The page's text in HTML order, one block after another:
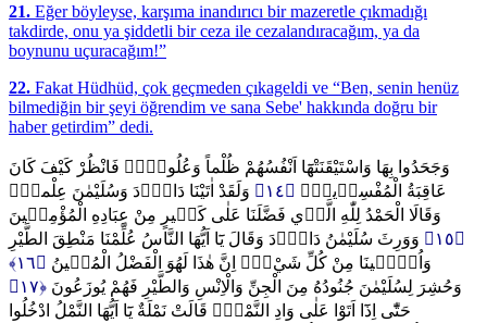
21. Eğer böyleyse, karşıma inandırıcı bir mazeretle çıkmadığı
takdirde, onu ya şiddetli bir ceza ile cezalandıracağım, ya da
boynunu uçuracağım!”
22. Fakat Hüdhüd, çok geçmeden çıkageldi ve “Ben, senin henüz
bilmediğin bir şeyi öğrendim ve sana Sebe' hakkında doğru bir
haber getirdim” dedi.
وَجَحَدُوا بِهَا وَاسْتَيْقَنَتْهَٓا اَنْفُسُهُمْ ظُلْماً وَعُلُواًّۜ فَانْظُرْ كَيْفَ كَانَ
عَاقِبَةُ الْمُفْسِد۪ينَ۟ ﴿١٤﴾
وَلَقَدْ اٰتَيْنَا دَاوُ۫دَ وَسُلَيْمٰنَ عِلْماًۚ
وَقَالَا الْحَمْدُ لِلّٰهِ الَّذ۪ي فَضَّلَنَا عَلٰى كَث۪يرٍ مِنْ عِبَادِهِ الْمُؤْمِن۪ينَ
﴿١٥﴾
وَوَرِثَ سُلَيْمٰنُ دَاوُ۫دَ وَقَالَ يَٓا اَيُّهَا النَّاسُ عُلِّمْنَا مَنْطِقَ الطَّيْرِ
وَاُو۫ت۪ينَا مِنْ كُلِّ شَيْءٍۜ اِنَّ هٰذَا لَهُوَ الْفَضْلُ الْمُب۪ينُ ﴿١٦﴾
وَحُشِرَ لِسُلَيْمٰنَ جُنُودُهُ مِنَ الْجِنِّ وَالْاِنْسِ وَالطَّيْرِ فَهُمْ يُوزَعُونَ ﴿١٧﴾
حَتّٰٓى اِذَٓا اَتَوْا عَلٰى وَادِ النَّمْلِۙ قَالَتْ نَمْلَةٌ يَٓا اَيُّهَا النَّمْلُ ادْخُلُوا